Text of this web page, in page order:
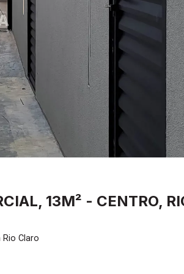
13M² - CENTRO,
Claro